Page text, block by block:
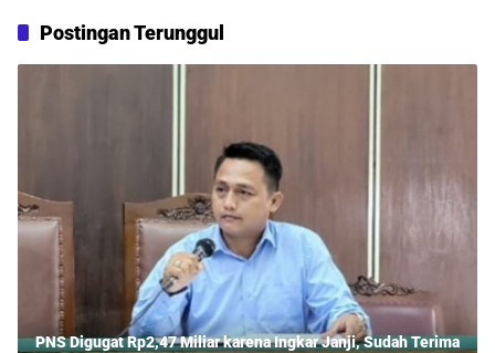
Postingan Terunggul
PNS Digugat Rp2,47 Miliar karena Ingkar Janji, Sudah Terima